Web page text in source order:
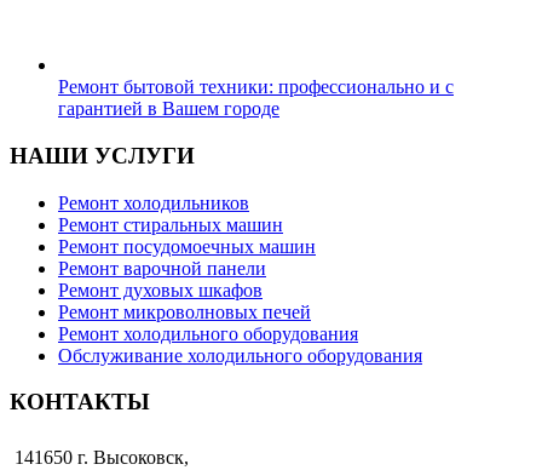
Ремонт бытовой техники: профессионально и с
гарантией в Вашем городе
НАШИ УСЛУГИ
Ремонт холодильников
Ремонт стиральных машин
Ремонт посудомоечных машин
Ремонт варочной панели
Ремонт духовых шкафов
Ремонт микроволновых печей
Ремонт холодильного оборудования
Обслуживание холодильного оборудования
КОНТАКТЫ
141650 г. Высоковск,